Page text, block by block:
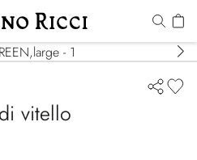
vitello